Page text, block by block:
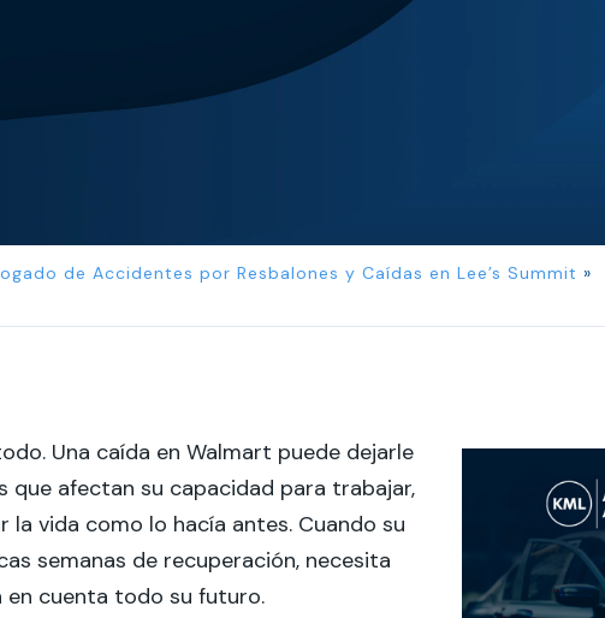
de Accidentes por Resbalones y Caídas en Lee’s Summit »
Una caída en Walmart puede dejarle
que afectan su capacidad para trabajar,
vida como lo hacía antes. Cuando su
semanas de recuperación, necesita
en cuenta todo su futuro.